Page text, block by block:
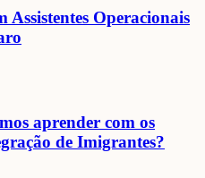
Assistentes Operacionais
aprender com os
de Imigrantes?